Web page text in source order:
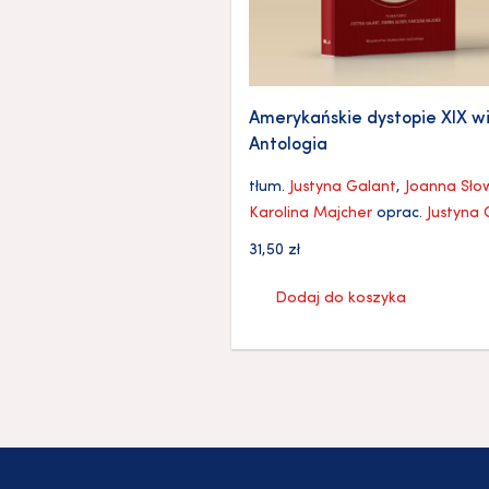
Amerykańskie dystopie XIX
Antologia
tłum. Justyna Galant, Joanna
Karolina Majcher oprac. Justyna
31,50 zł
Dodaj do koszyka